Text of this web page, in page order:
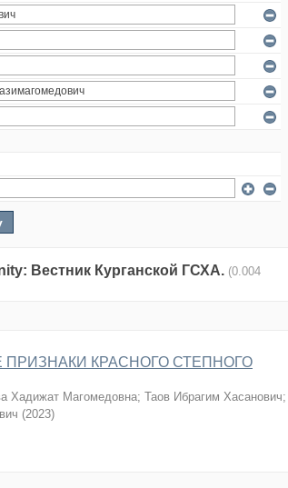
Вестник Курганской ГСХА. (0.004
КРАСНОГО СТЕПНОГО
Хадижат Магомедовна; Таов Ибрагим Хасанович;
(2023)